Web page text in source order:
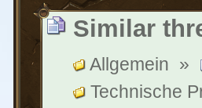
Similar
Allgemein »
Technische